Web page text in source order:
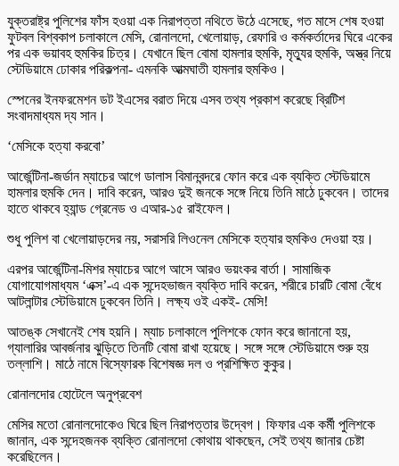
যুক্তরাষ্ট্র পুলিশের ফাঁস হওয়া এক নিরাপত্তা নথিতে উঠে এসেছে, গত মাসে শেষ হওয়া
ফুটবল বিশ্বকাপ চলাকালে মেসি, রোনালদো, খেলোয়াড়, রেফারি ও কর্মকর্তাদের ঘিরে একের
পর এক ভয়াবহ হুমকির চিত্র। যেখানে ছিল বোমা হামলার হুমকি, মৃত্যুর হুমকি, অস্ত্র নিয়ে
স্টেডিয়ামে ঢোকার পরিকল্পনা- এমনকি আত্মঘাতী হামলার হুমকিও।
স্পেনের ইনফরমেশন ডট ইএসের বরাত দিয়ে এসব তথ্য প্রকাশ করেছে ব্রিটিশ
সংবাদমাধ্যম দ্য সান।
‘মেসিকে হত্যা করবো’
আর্জেন্টিনা-জর্ডান ম্যাচের আগে ডালাস বিমানবন্দরে ফোন করে এক ব্যক্তি স্টেডিয়ামে
হামলার হুমকি দেন। দাবি করেন, আরও দুই জনকে সঙ্গে নিয়ে তিনি মাঠে ঢুকবেন। তাদের
হাতে থাকবে হ্যান্ড গ্রেনেড ও এআর-১৫ রাইফেল।
শুধু পুলিশ বা খেলোয়াড়দের নয়, সরাসরি লিওনেল মেসিকে হত্যার হুমকিও দেওয়া হয়।
এরপর আর্জেন্টিনা-মিশর ম্যাচের আগে আসে আরও ভয়ংকর বার্তা। সামাজিক
যোগাযোগমাধ্যম ‘এক্স’-এ এক সন্দেহভাজন ব্যক্তি দাবি করেন, শরীরে চারটি বোমা বেঁধে
আটলান্টার স্টেডিয়ামে ঢুকবেন তিনি। লক্ষ্য ওই একই- মেসি!
আতঙ্ক সেখানেই শেষ হয়নি। ম্যাচ চলাকালে পুলিশকে ফোন করে জানানো হয়,
গ্যালারির আবর্জনার ঝুড়িতে তিনটি বোমা রাখা হয়েছে। সঙ্গে সঙ্গে স্টেডিয়ামে শুরু হয়
তল্লাশি। মাঠে নামে বিস্ফোরক বিশেষজ্ঞ দল ও প্রশিক্ষিত কুকুর।
রোনালদোর হোটেলে অনুপ্রবেশ
মেসির মতো রোনালদোকেও ঘিরে ছিল নিরাপত্তার উদ্বেগ। ফিফার এক কর্মী পুলিশকে
জানান, এক সন্দেহজনক ব্যক্তি রোনালদো কোথায় থাকছেন, সেই তথ্য জানার চেষ্টা
করেছিলেন।